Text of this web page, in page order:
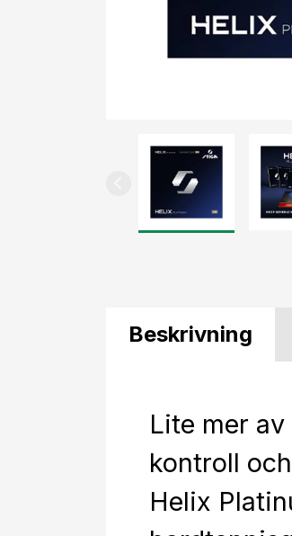
Beskrivning
Lite mer
kontroll
Helix